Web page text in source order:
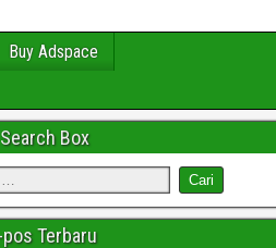
Buy Adspace
Box
Terbaru